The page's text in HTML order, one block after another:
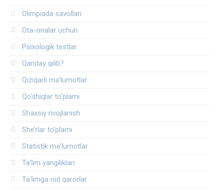
Olimpiada savollari
Ota-onalar uchun
Psixologik testlar
Qanday qilib?
Qiziqarli ma’lumotlar
Qo‘shiqlar to‘plami
Shaxsiy rivojlanish
She’rlar to‘plami
Statistik ma’lumotlar
Ta’lim yangiliklari
Ta’limga oid qarorlar